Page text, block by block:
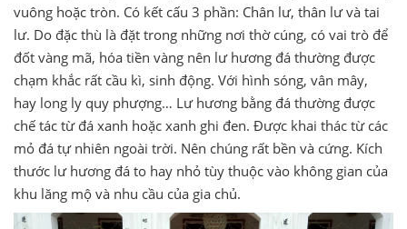
vuông hoặc tròn. Có kết cấu 3 phần: Chân lư, thân lư và tai
lư. Do đặc thù là đặt trong những nơi thờ cúng, có vai trò để
đốt vàng mã, hóa tiền vàng nên lư hương đá thường được
chạm khắc rất cầu kì, sinh động. Với hình sóng, vân mây,
hay long ly quy phượng… Lư hương bằng đá thường được
chế tác từ đá xanh hoặc xanh ghi đen. Được khai thác từ các
mỏ đá tự nhiên ngoài trời. Nên chúng rất bền và cứng. Kích
thước lư hương đá to hay nhỏ tùy thuộc vào không gian của
khu lăng mộ và nhu cầu của gia chủ.